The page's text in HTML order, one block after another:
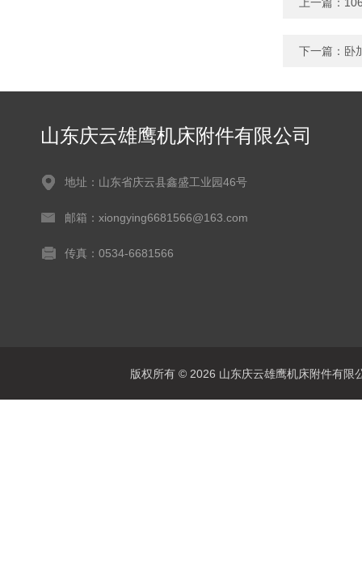
下一篇： 卧
山东庆云雄鹰机床附件有限公司
地址：山东省庆云县鑫盛工业园46号
邮箱：xiongying6681566@163.com
传真：0534-6681566
版权所有 © 2026 山东庆云雄鹰机床附件有